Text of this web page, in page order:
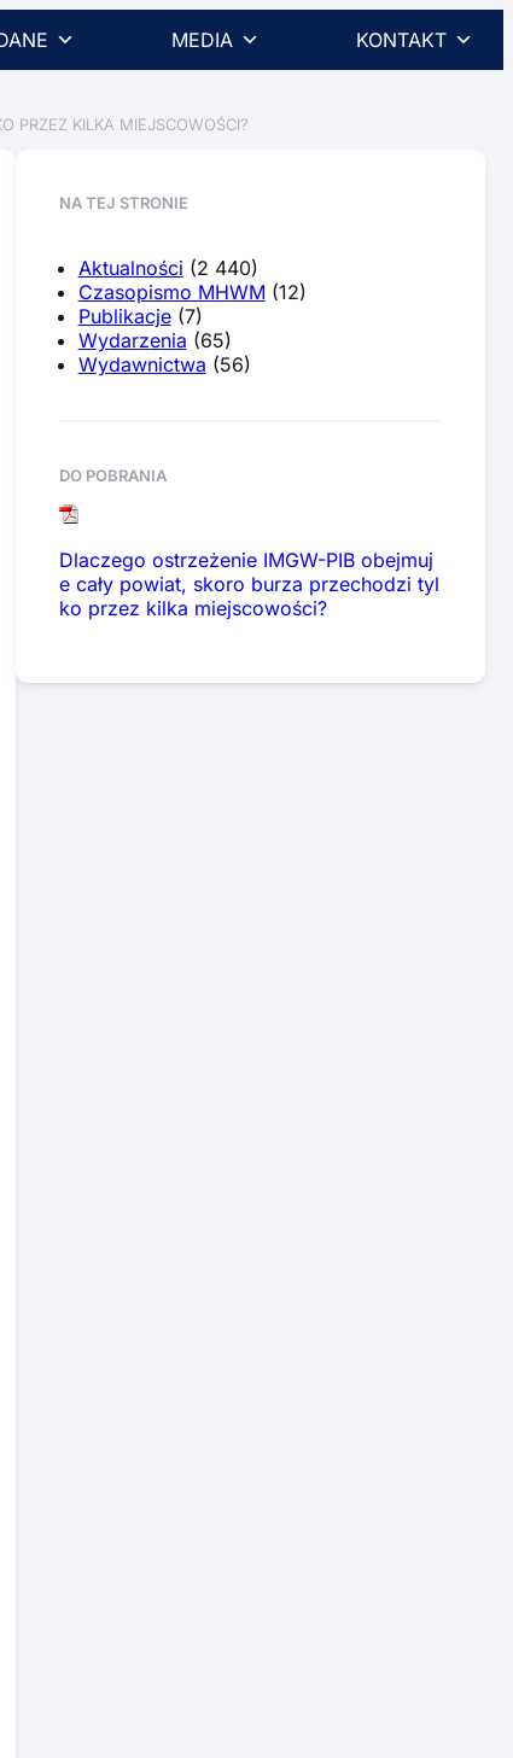
MEDIA KONTAKT
PRZEZ KILKA MIEJSCOWOŚCI?
NA TEJ STRONIE
Aktualności (2 440)
Czasopismo MHWM (12)
Publikacje(7)
Wydarzenia (65)
Wydawnictwa (56)
DO POBRANIA
Dlaczego ostrzeżenie IMGW-PIB obejmuj
e cały powiat, skoro burza przechodzi tyl
ko przez kilka miejscowości?